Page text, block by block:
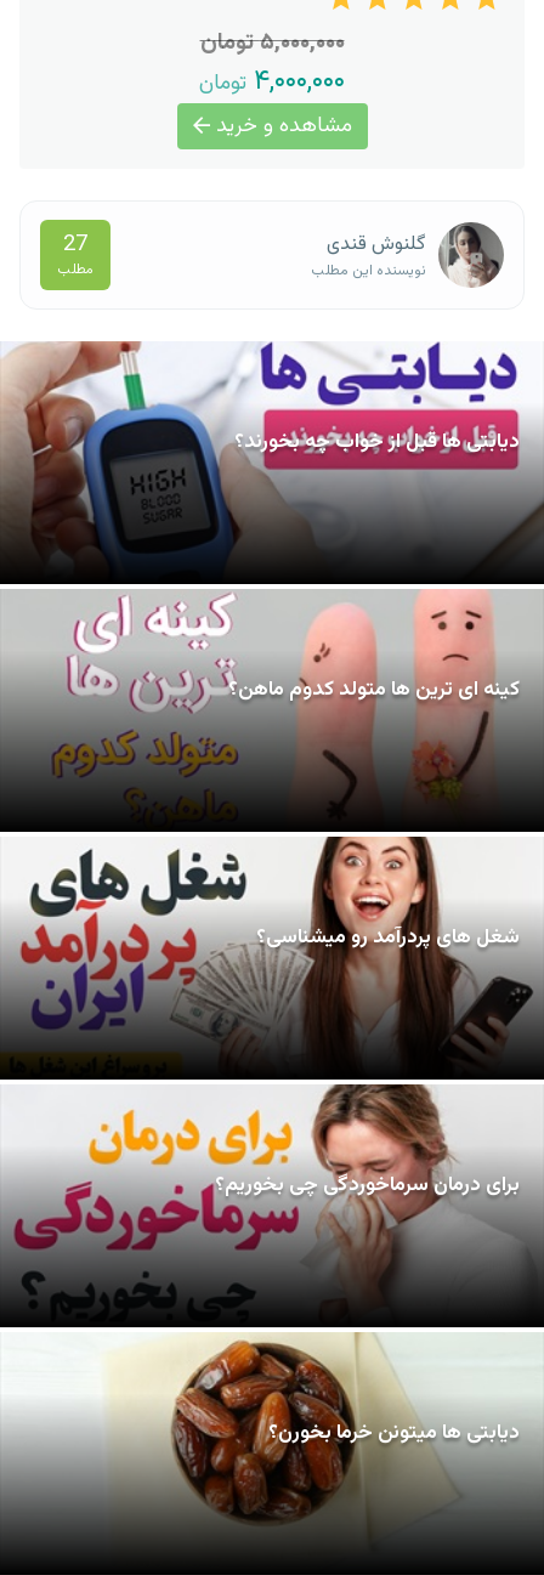
۵,۰۰۰,۰۰۰ تومان
۴,۰۰۰,۰۰۰ تومان
مشاهده و خرید
گلنوش قندی
نویسنده این مطلب
27
مطلب
دیابتی ها قبل از خواب چه بخورند؟
کینه ای ترین ها متولد کدوم ماهن؟
شغل های پردرآمد رو میشناسی؟
برای درمان سرماخوردگی چی بخوریم؟
دیابتی ها میتونن خرما بخورن؟